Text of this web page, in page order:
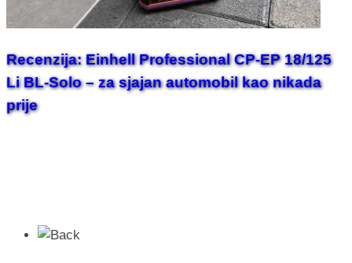
Recenzija: Einhell Professional CP-EP 18/125
Li BL-Solo – za sjajan automobil kao nikada
prije